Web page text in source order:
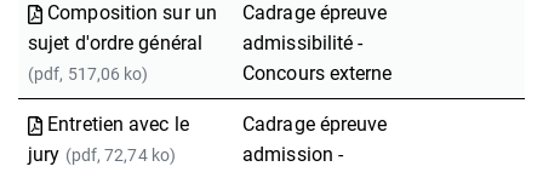
Composition sur un
sujet d'ordre général
(pdf, 517,06 ko)
Cadrage épreuve
admissibilité -
Concours externe
Entretien avec le
jury (pdf, 72,74 ko)
Cadrage épreuve
admission -